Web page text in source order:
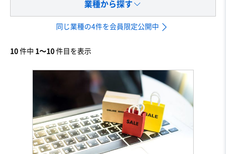
業種から探す
同じ業種の4件を会員限定公開中
10 件中 1〜10 件目を表示